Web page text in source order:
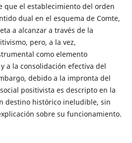
que el establecimiento del orden
dual en el esquema de Comte,
a alcanzar a través de la
pero, a la vez,
como elemento
a la consolidación efectiva del
debido a la impronta del
positivista es descripto en la
destino histórico ineludible, sin
sobre su funcionamiento.